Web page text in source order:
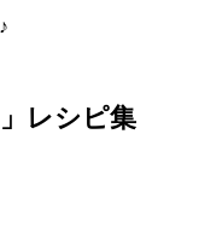
レシピ集